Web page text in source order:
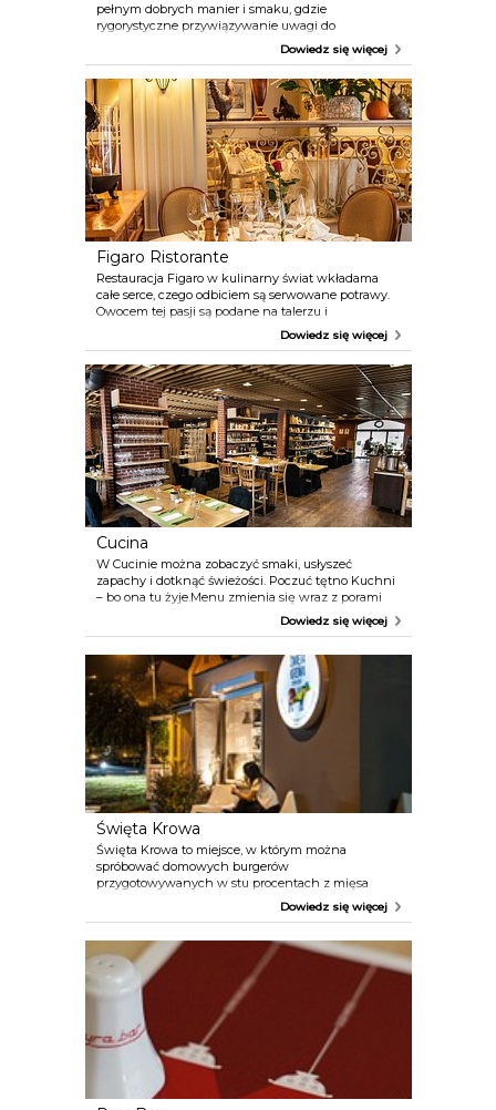
pełnym dobrych manier i smaku, gdzie
rygorystyczne przywiązywanie uwagi do
najmniejszego nawet szczegółu stanowi o
wizerunku Restauracji. Miejsce znane kiedyś jako
dawniej Le Palais du Jardin zmieniło wystrój i kartę
menu, ale pozostało wierne solidnemu warsztatowi
kulinarnemu.
Dowiedz się więcej
Figaro Ristorante
Restauracja Figaro w kulinarny świat wkładama
całe serce, czego odbiciem są serwowane potrawy.
Owocem tej pasji są podane na talerzu i
przyprawione z włoską finezją dania. Znakomita
kuchnia, wystrój i atmosfera pobudzą wszystkie
zmysły. Kucharze dbają o wszystkie szczegóły, bo
jedzenie po włosku to nie tylko wrażenia smakowe,
lecz także estetyczne i słuchowe.
Dowiedz się więcej
Cucina
W Cucinie można zobaczyć smaki, usłyszeć
zapachy i dotknąć świeżości. Poczuć tętno Kuchni
– bo ona tu żyje.Menu zmienia się wraz z porami
roku. Inaczej smakuje lato od jesieni, czego innego
potrzebujemy wiosną, czym innym obdarza nas
Dowiedz się więcej
Święta Krowa
Święta Krowa to miejsce, w którym można
spróbować domowych burgerów
przygotowywanych w stu procentach z mięsa
wołowego. Menu oferuje siedem stałych pozycji od
klasycznych, po bardziej zwariowane i odważne
sezonowym burgerem.
Dowiedz się więcej